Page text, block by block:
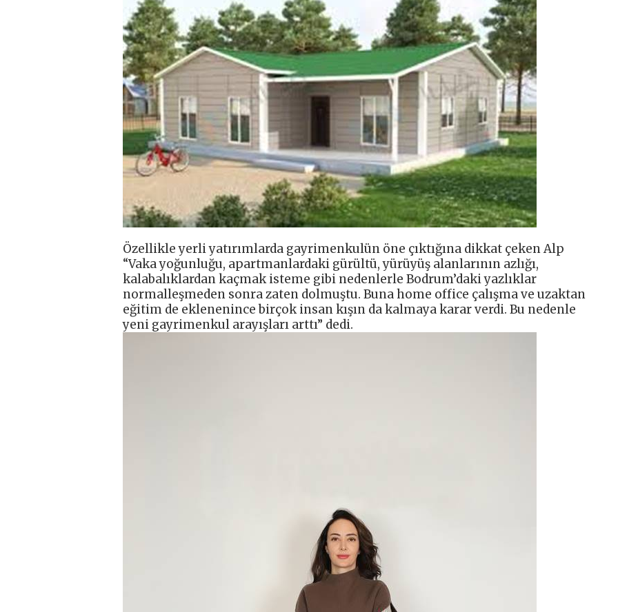
Özellikle yerli yatırımlarda gayrimenkulün öne çıktığına dikkat çeken Alp
“Vaka yoğunluğu, apartmanlardaki gürültü, yürüyüş alanlarının azlığı,
kalabalıklardan kaçmak isteme gibi nedenlerle Bodrum’daki yazlıklar
normalleşmeden sonra zaten dolmuştu. Buna home office çalışma ve uzaktan
eğitim de eklenenince birçok insan kışın da kalmaya karar verdi. Bu nedenle
yeni gayrimenkul arayışları arttı” dedi.